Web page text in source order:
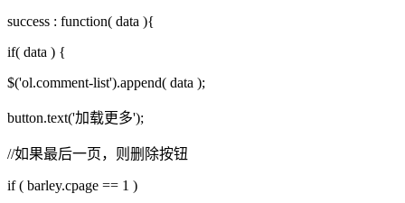
success : function( data ){
if( data ) {
$('ol.comment-list').append( data );
button.text('加载更多');
//如果最后一页，则删除按钮
if ( barley.cpage == 1 )